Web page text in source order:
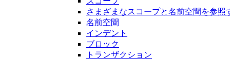
さまざまなスコープと名前空間を参照
名前空間
インデント
ブロック
トランザクション